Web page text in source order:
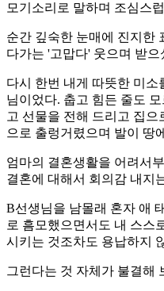
모기소리로 말하며 조심스
순간 깊숙한 눈매에 진지한
다가는 '고맙다' 웃으며 받으
다시 한번 내게 따뜻한 미소
님이었다. 춥고 힘든 줄도
고 선물을 전해 드리고 집
으로 출렁거렸으며 발이 땅
엄마의 결혼생활을 어려서
결혼에 대해서 회의감 내지
B선생님을 남몰래 혼자 애
로 흠모했으면서도 내 스스
시키는 것조차도 용납하지
그런다는 것 자체가 불결해